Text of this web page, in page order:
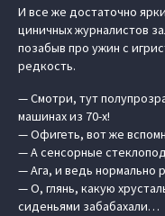
И все же достаточно
циничных журналистов
позабыв про ужин с
редкость.
— Смотри, тут
машинах из 70-х!
— Офигеть, вот же
— А сенсорные
— Ага, и ведь нормально
— О, глянь, какую
сиденьями забабахали…